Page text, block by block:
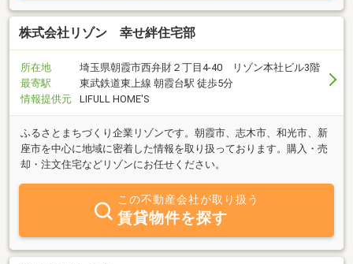
株式会社リゾン 幸せ絆住宅部
所在地
埼玉県朝霞市西弁財２丁目4-40 リゾン本社ビル3階
最寄駅
東武鉄道東上線 朝霞台駅 徒歩5分
情報提供元
LIFULL HOME'S
ふるさとまちづくり企業リゾンです。朝霞市、志木市、和光市、新
座市を中心に地域に密着した情報を取り扱っております。購入・売
却・注文住宅などリゾンにお任せください。
この不動産会社が取り扱う
賃貸物件を探す